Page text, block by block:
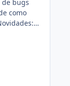
de bugs